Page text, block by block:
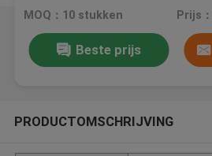
MOQ：10 stukken
Beste prijs
PRODUCTOMSCHRIJVING